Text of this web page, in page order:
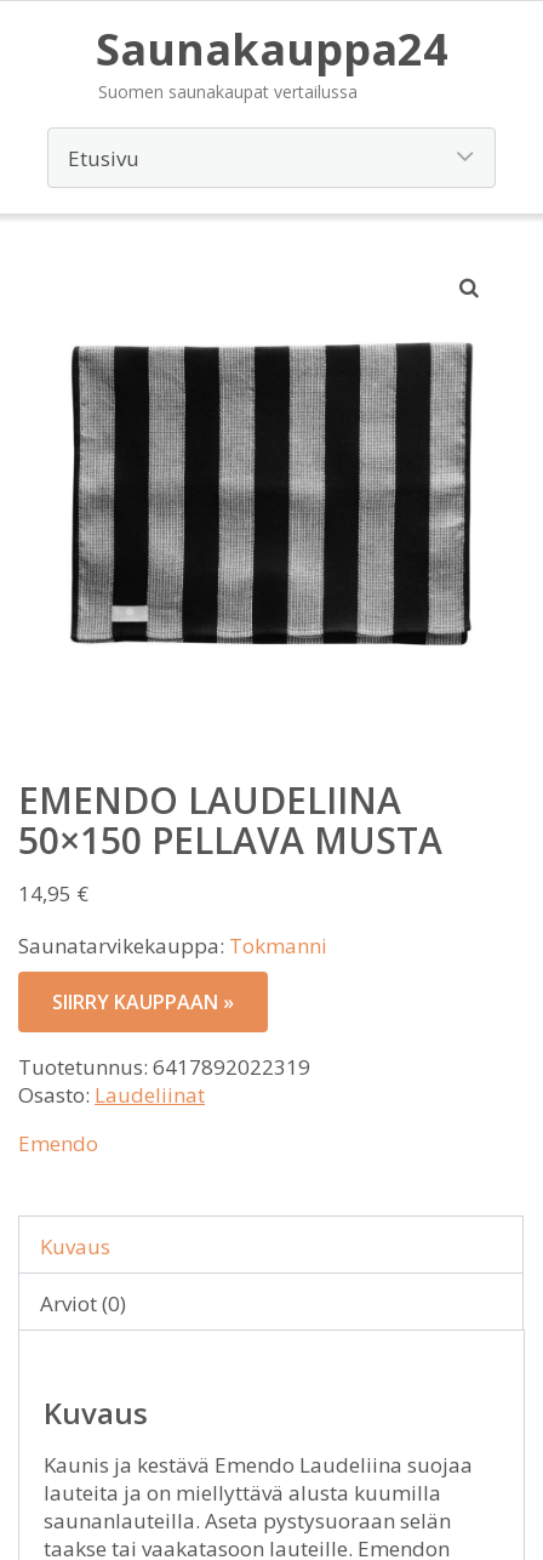
Saunakauppa24
Suomen saunakaupat vertailussa
EMENDO LAUDELIINA
50×150 PELLAVA MUSTA
14,95 €
Saunatarvikekauppa: Tokmanni
SIIRRY KAUPPAAN »
Tuotetunnus: 6417892022319
Osasto: Laudeliinat
Emendo
Kuvaus
Arviot (0)
Kuvaus
Kaunis ja kestävä Emendo Laudeliina suojaa
lauteita ja on miellyttävä alusta kuumilla
saunanlauteilla. Aseta pystysuoraan selän
taakse tai vaakatasoon lauteille. Emendon